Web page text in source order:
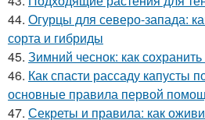
44. Огурцы для северо-запада:
сорта и гибриды
45. Зимний чеснок: как
46. Как спасти рассаду капусты
основные правила первой
47. Секреты и правила: как